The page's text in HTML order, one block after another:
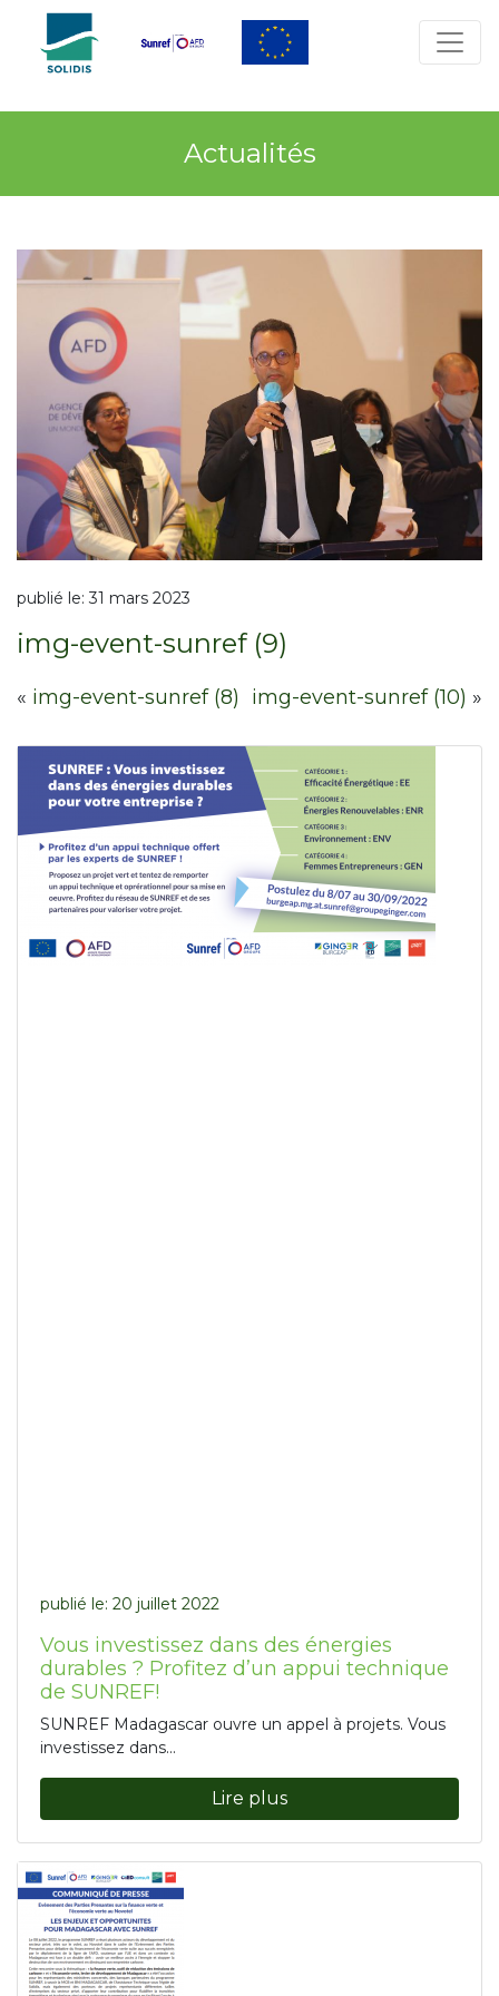
Actualités
publié le:31 mars 2023
img-event-sunref (9)
« img-event-sunref (8) img-event-sunref (10) »
publié le: 20 juillet 2022
Vous investissez dans des énergies
durables ? Profitez d’un appui technique
de SUNREF!
SUNREF Madagascar ouvre un appel à projets. Vous
investissez dans...
Lire plus